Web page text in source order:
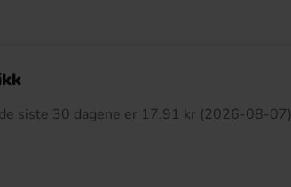
siste 30 dagene er 17.91 kr (2026-08-07)